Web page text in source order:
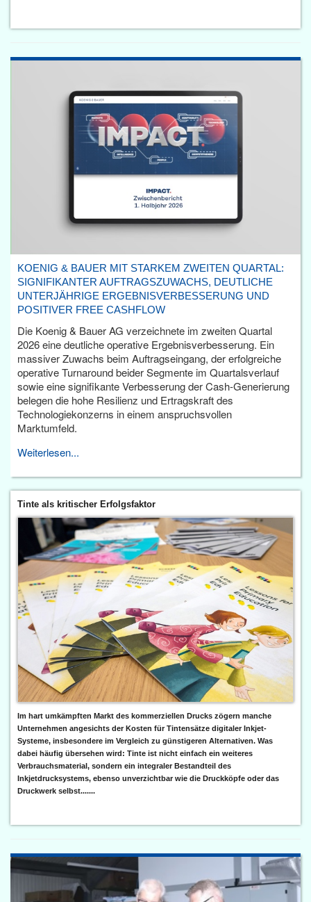
KOENIG & BAUER MIT STARKEM ZWEITEN QUARTAL:
SIGNIFIKANTER AUFTRAGSZUWACHS, DEUTLICHE
UNTERJÄHRIGE ERGEBNISVERBESSERUNG UND
POSITIVER FREE CASHFLOW
Die Koenig & Bauer AG verzeichnete im zweiten Quartal
2026 eine deutliche operative Ergebnisverbesserung. Ein
massiver Zuwachs beim Auftragseingang, der erfolgreiche
operative Turnaround beider Segmente im Quartalsverlauf
sowie eine signifikante Verbesserung der Cash-Generierung
belegen die hohe Resilienz und Ertragskraft des
Technologiekonzerns in einem anspruchsvollen
Marktumfeld.
Weiterlesen...
Tinte als kritischer Erfolgsfaktor
Im hart umkämpften Markt des kommerziellen Drucks zögern manche
Unternehmen angesichts der Kosten für Tintensätze digitaler Inkjet-
Systeme, insbesondere im Vergleich zu günstigeren Alternativen. Was
dabei häufig übersehen wird: Tinte ist nicht einfach ein weiteres
Verbrauchsmaterial, sondern ein integraler Bestandteil des
Inkjetdrucksystems, ebenso unverzichtbar wie die Druckköpfe oder das
Druckwerk selbst.......